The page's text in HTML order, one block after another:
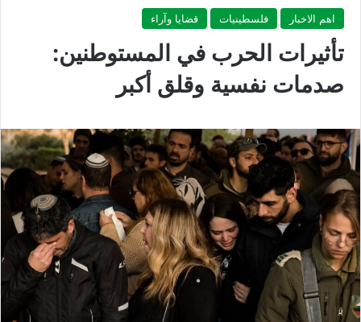
اهم الاخبار فلسطينيات قضايا وآراء
تأثيرات الحرب في المستوطنين:
صدمات نفسية وقلق أكبر